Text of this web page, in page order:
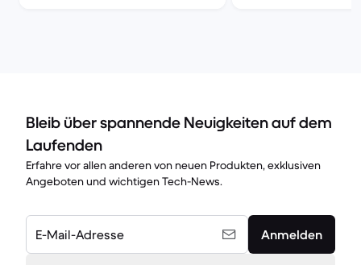
Bleib über spannende Neuigkeiten auf dem
Laufenden
Erfahre vor allen anderen von neuen Produkten, exklusiven
Angeboten und wichtigen Tech-News.
E-Mail-Adresse Anmelden